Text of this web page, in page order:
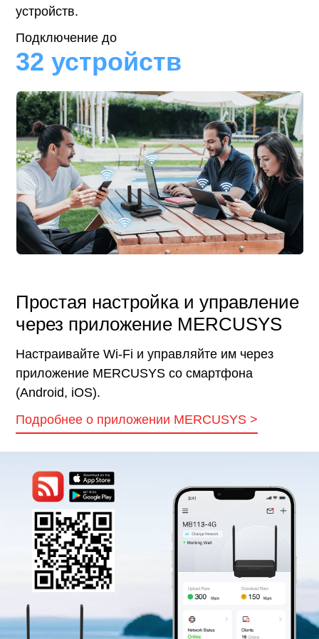
устройств.
Подключение до
32 устройств
Простая настройка и управление
через приложение MERCUSYS
Настраивайте Wi-Fi и управляйте им через
приложение MERCUSYS со смартфона
(Android, iOS).
Подробнее о приложении MERCUSYS >